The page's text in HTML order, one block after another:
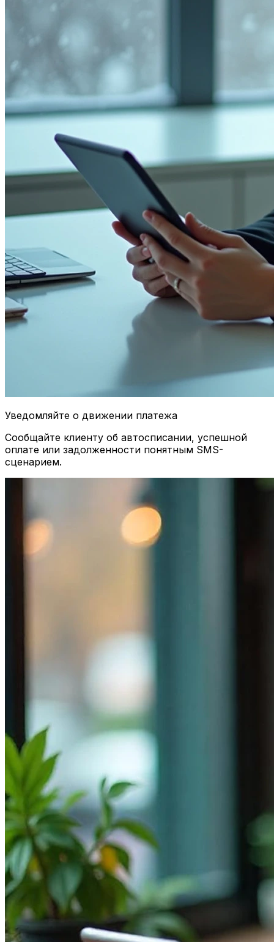
Уведомляйте о движении платежа
Сообщайте клиенту об автосписании, успешной
оплате или задолженности понятным SMS-
сценарием.